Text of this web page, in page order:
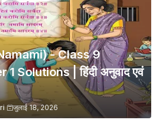
- Class 9
Solutions | हिंदी अनुवाद एवं
जुलाई 18, 2026